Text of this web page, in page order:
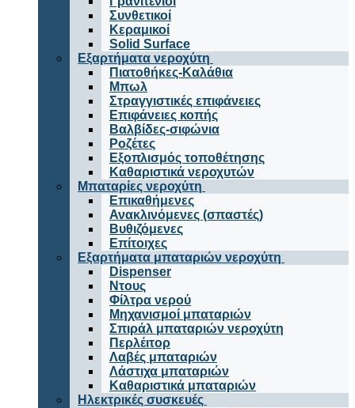
Συνθετικοί
Κεραμικοί
Solid Surface
Εξαρτήματα νεροχύτη
Πιατοθήκες-Καλάθια
Μπωλ
Στραγγιστικές επιφάνειες
Επιφάνειες κοπής
Βαλβίδες-σιφώνια
Ροζέτες
Εξοπλισμός τοποθέτησης
Καθαριστικά νεροχυτών
Μπαταρίες νεροχύτη
Επικαθήμενες
Ανακλινόμενες (σπαστές)
Βυθιζόμενες
Επίτοιχες
Εξαρτήματα μπαταριών νεροχύτη
Dispenser
Ντους
Φίλτρα νερού
Μηχανισμοί μπαταριών
Σπιράλ μπαταριών νεροχύτη
Περλέιτορ
Λαβές μπαταριών
Λάστιχα μπαταριών
Καθαριστικά μπαταριών
Ηλεκτρικές συσκευές